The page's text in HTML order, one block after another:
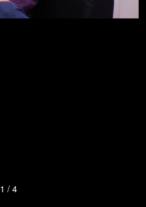
1 / 4